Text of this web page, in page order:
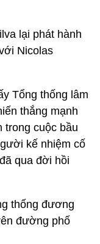
lại phát hành
Nicolas
Tổng thống lâm
thắng mạnh
trong cuộc bầu
kế nhiệm cố
qua đời hồi
thống đương
đường phố